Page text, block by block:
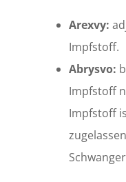
Arexvy:
Impfstoff.
Abrysvo:
Impfstoff
Impfstoff